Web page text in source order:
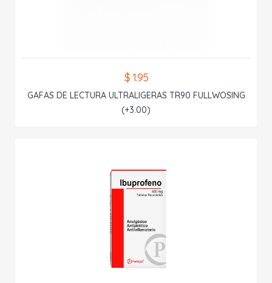
$ 1.95
GAFAS DE LECTURA ULTRALIGERAS TR90 FULLWOSING
(+3.00)